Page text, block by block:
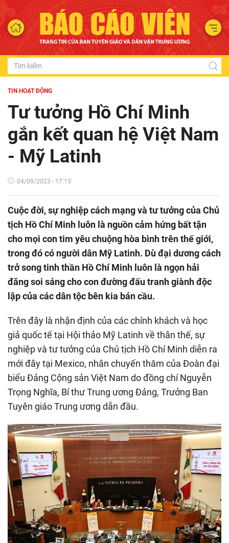
TIN HOẠT ĐỘNG
Tư tưởng Hồ Chí Minh
gắn kết quan hệ Việt Nam
- Mỹ Latinh
04/09/2023 - 17:15'
Cuộc đời, sự nghiệp cách mạng và tư tưởng của Chủ
tịch Hồ Chí Minh luôn là nguồn cảm hứng bất tận
cho mọi con tim yêu chuộng hòa bình trên thế giới,
trong đó có người dân Mỹ Latinh. Dù đại dương cách
trở song tinh thần Hồ Chí Minh luôn là ngọn hải
đăng soi sáng cho con đường đấu tranh giành độc
lập của các dân tộc bên kia bán cầu.
Trên đây là nhận định của các chính khách và học
giả quốc tế tại Hội thảo Mỹ Latinh về thân thế, sự
nghiệp và tư tưởng của Chủ tịch Hồ Chí Minh diễn ra
mới đây tại Mexico, nhân chuyến thăm của Đoàn đại
biểu Đảng Cộng sản Việt Nam do đồng chí Nguyễn
Trọng Nghĩa, Bí thư Trung ương Đảng, Trưởng Ban
Tuyên giáo Trung ương dẫn đầu.